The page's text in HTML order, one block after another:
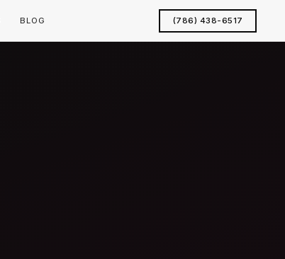
BLOG (786) 438-6517